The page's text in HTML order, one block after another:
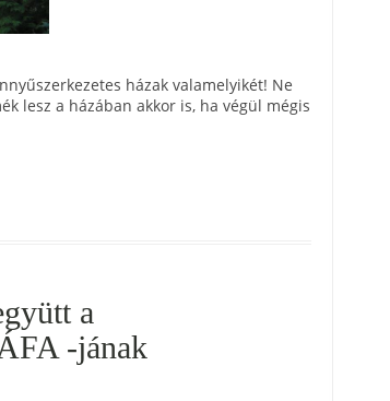
házak valamelyikét! Ne
lesz a házában akkor is, ha végül mégis
a
-jának